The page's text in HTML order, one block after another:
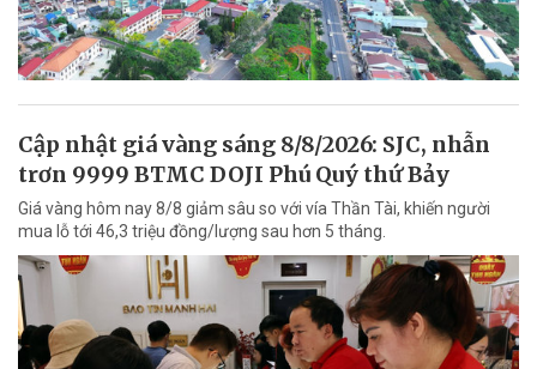
Cập nhật giá vàng sáng 8/8/2026: SJC, nhẫn
trơn 9999 BTMC DOJI Phú Quý thứ Bảy
Giá vàng hôm nay 8/8 giảm sâu so với vía Thần Tài, khiến người
mua lỗ tới 46,3 triệu đồng/lượng sau hơn 5 tháng.